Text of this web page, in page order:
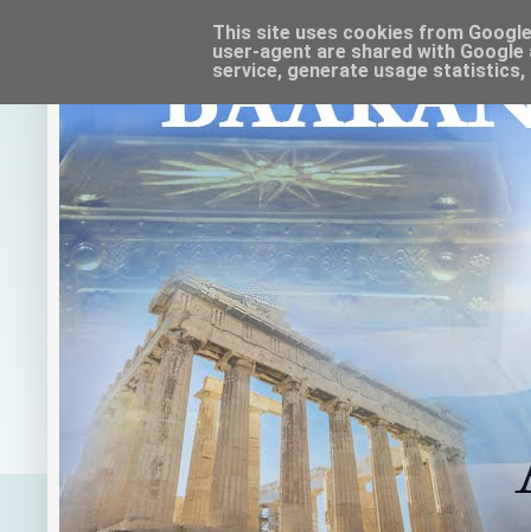
This site uses cookies from
user-agent are shared with
service, generate usage statistics,